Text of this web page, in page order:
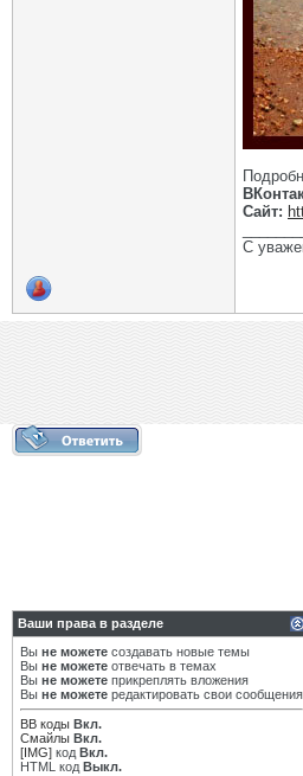
Сайт:
С
Ваши права в разделе
Вы не можете создавать новые темы
Вы не можете отвечать в темах
Вы не можете прикреплять вложения
Вы не можете редактировать свои сообщения
BB коды Вкл.
Смайлы Вкл.
[IMG] код Вкл.
HTML код Выкл.